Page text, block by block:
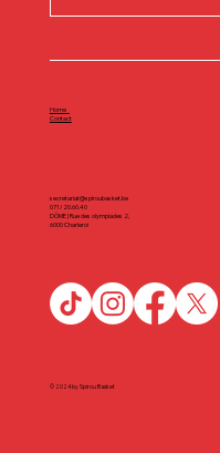
secretariat@spiroubasket.be
071/20.60.40
DÔME | Rue des olympiades 2,
6000 Charleroi
Home
Contact
© 2024 by Spirou Basket